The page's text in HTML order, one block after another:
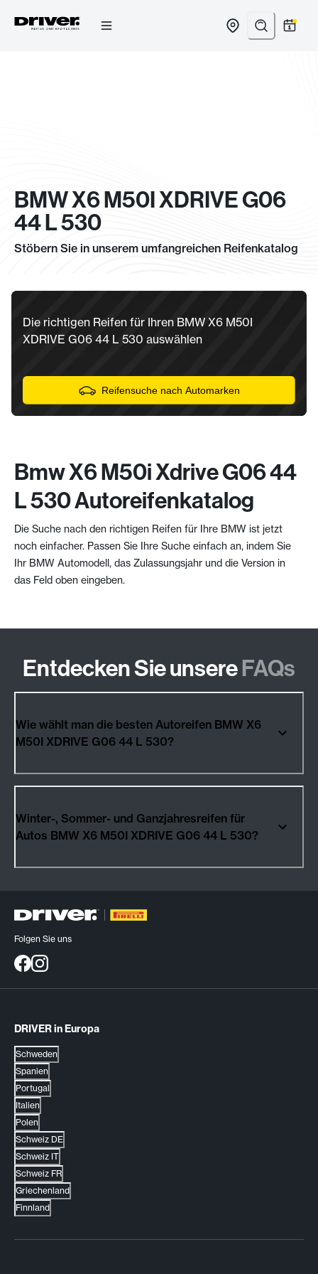
BMW X6 M50I XDRIVE G06
44 L 530
Stöbern Sie in unserem umfangreichen Reifenkatalog
Die richtigen Reifen für Ihren BMW X6 M50I
XDRIVE G06 44 L 530 auswählen
Reifensuche nach Automarken
Bmw X6 M50i Xdrive G06 44
L 530 Autoreifenkatalog
Die Suche nach den richtigen Reifen für Ihre BMW ist jetzt
noch einfacher. Passen Sie Ihre Suche einfach an, indem Sie
Ihr BMW Automodell, das Zulassungsjahr und die Version in
das Feld oben eingeben.
Entdecken Sie unsereFAQs
Wie wählt man die besten Autoreifen BMW X6
M50I XDRIVE G06 44 L 530?
Winter-, Sommer- und Ganzjahresreifen für
Autos BMW X6 M50I XDRIVE G06 44 L 530?
Folgen Sie uns
DRIVER in Europa
Schweden
Spanien
Portugal
Italien
Polen
Schweiz DE
Schweiz IT
Schweiz FR
Griechenland
Finnland